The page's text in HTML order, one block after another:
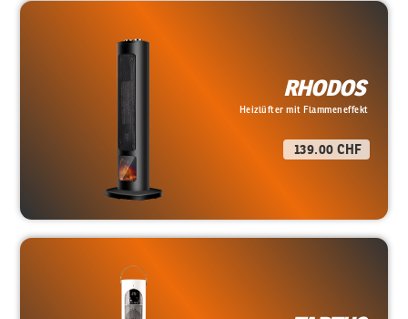
RHODOS
Heizlüfter mit Flammeneffekt
139.00 CHF